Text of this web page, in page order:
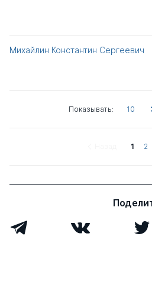
Михайлин Константин Сергеевич
Показывать: 10
1 2